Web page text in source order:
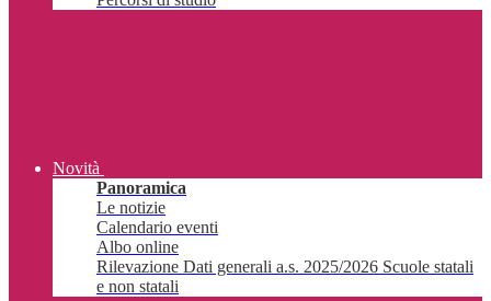
Novità
Panoramica
Le notizie
Calendario eventi
Albo online
Rilevazione Dati generali a.s. 2025/2026 Scuole statali
e non statali